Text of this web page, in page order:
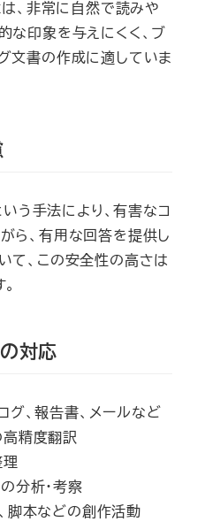
、非常に自然で読みや
な印象を与えにくく、ブ
文書の作成に適していま
手法により、有害なコ
ら、有用な回答を提供し
て、この安全性の高さは
対応
グ、報告書、メールなど
高精度翻訳
理
分析・考察
、脚本などの創作活動